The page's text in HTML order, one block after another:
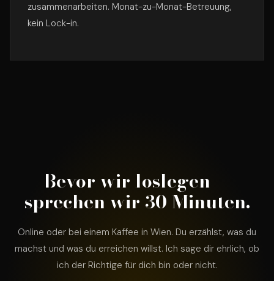
zusammenarbeiten. Monat-zu-Monat-Betreuung,
kein Lock-in.
Bevor wir loslegen —
sprechen wir 30 Minuten.
Online oder bei einem Kaffee in Wien. Du erzählst, was du
machst und was du erreichen willst. Ich sage dir ehrlich, ob
ich der Richtige für dich bin oder nicht.